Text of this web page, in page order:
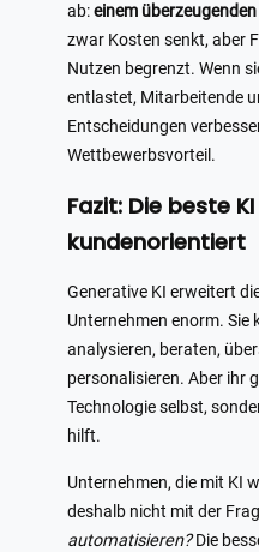
ab:einem
zwar Kosten senkt, aber
Nutzen begrenzt. Wenn
entlastet, Mitarbeitende
Entscheidungen
Wettbewerbsvorteil.
Fazit: Die beste
kundenorientiert
Generative KI erweitert
Unternehmen enorm. Sie
analysieren, beraten,
personalisieren. Aber ihr
Technologie selbst,
hilft.
Unternehmen, die mit KI
deshalb nicht mit der
automatisieren?Die